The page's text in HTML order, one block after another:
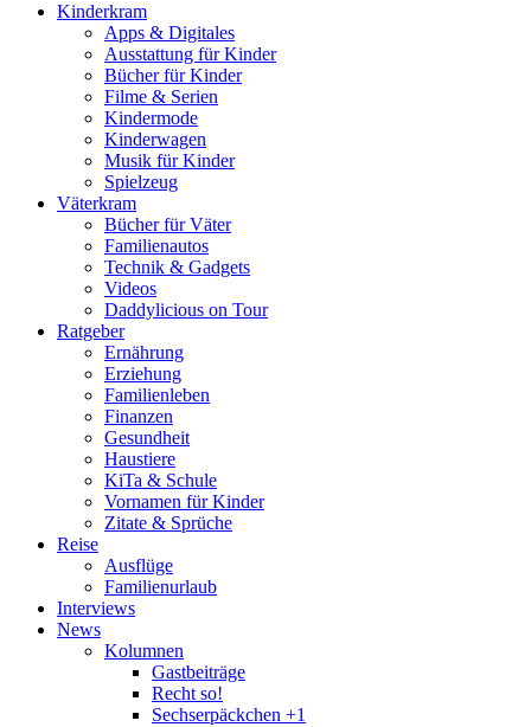
Kinderkram
Apps & Digitales
Ausstattung für Kinder
Bücher für Kinder
Filme & Serien
Kindermode
Kinderwagen
Musik für Kinder
Spielzeug
Väterkram
Bücher für Väter
Familienautos
Technik & Gadgets
Videos
Daddylicious on Tour
Ratgeber
Ernährung
Erziehung
Familienleben
Finanzen
Gesundheit
Haustiere
KiTa & Schule
Vornamen für Kinder
Zitate & Sprüche
Reise
Ausflüge
Familienurlaub
Interviews
News
Kolumnen
Gastbeiträge
Recht so!
Sechserpäckchen +1